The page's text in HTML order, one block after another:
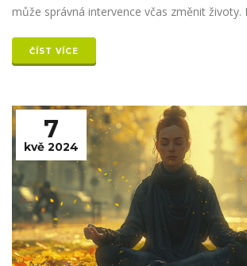
může správná intervence včas změnit životy.
pohodě.
ČÍST VÍCE
7
kvě 2024